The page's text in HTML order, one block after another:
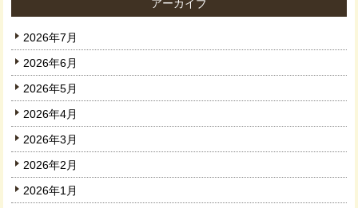
アーカイブ
2026年7月
2026年6月
2026年5月
2026年4月
2026年3月
2026年2月
2026年1月